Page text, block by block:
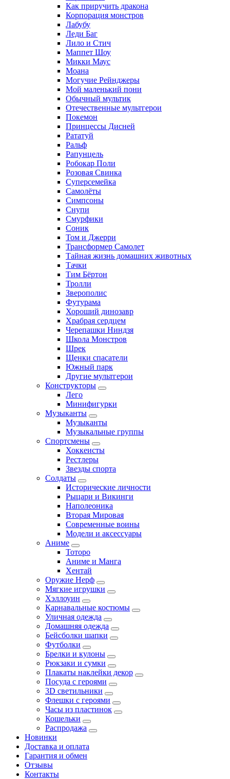
Как приручить дракона
Корпорация монстров
Лабубу
Леди Баг
Лило и Стич
Маппет Шоу
Микки Маус
Моана
Могучие Рейнджеры
Мой маленький пони
Обычный мультик
Отечественные мультгерои
Покемон
Принцессы Дисней
Рататуй
Ральф
Рапунцель
Робокар Поли
Розовая Свинка
Суперсемейка
Самолёты
Симпсоны
Снупи
Смурфики
Соник
Том и Джерри
Трансформер Самолет
Тайная жизнь домашних животных
Тачки
Тим Бёртон
Тролли
Зверополис
Футурама
Хороший динозавр
Храбрая сердцем
Черепашки Ниндзя
Школа Монстров
Шрек
Щенки спасатели
Южный парк
Другие мультгерои
Конструкторы
Лего
Минифигурки
Музыканты
Музыканты
Музыкальные группы
Спортсмены
Хоккеисты
Рестлеры
Звезды спорта
Солдаты
Исторические личности
Рыцари и Викинги
Наполеоника
Вторая Мировая
Современные воины
Модели и аксессуары
Аниме
Тоторо
Аниме и Манга
Хентай
Оружие Нерф
Мягкие игрушки
Хэллоуин
Карнавальные костюмы
Уличная одежда
Домашняя одежда
Бейсболки шапки
Футболки
Брелки и кулоны
Рюкзаки и сумки
Плакаты наклейки декор
Посуда с героями
3D светильники
Флешки с героями
Часы из пластинок
Кошельки
Распродажа
Новинки
Доставка и оплата
Гарантия и обмен
Отзывы
Контакты